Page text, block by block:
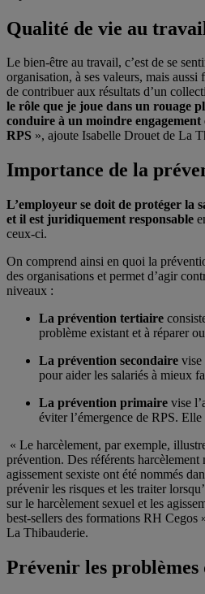
Qualité de vie au
Le bien-être au travail, c’est de se
organisation, à ses valeurs, mais
de contribuer aux résultats d’un
le rôle que je joue dans un rouage
conduire à un moindre engagement
RPS », ajoute Isabelle Drouet de La
Importance de la
L’employeur se doit de protéger la
et il est juridiquement responsable
ceux-ci.
On comprend ainsi en quoi la
des organisations et permet d’agir
niveaux :
La prévention tertiaire
problème existant et à réparer
La prévention secondaire vise
pour aider les salariés à mieux
La prévention primaire vise
éviter l’émergence de RPS.
« Le harcèlement, par exemple,
prévention. Des référents harcèlement
agissement sexiste ont été nommés
prévenir les risques et les traiter
sur le harcèlement sexuel et les
best-sellers des formations RH Cegos
La Thibauderie.
Prévenir les problèmes